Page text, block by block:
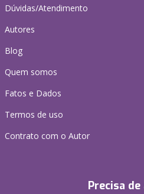
Dúvidas/Atendimento
Autores
Blog
Quem somos
Fatos e Dados
Termos de uso
Contrato com o Autor
Precisa de